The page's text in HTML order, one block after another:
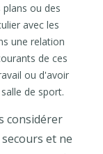
ou des
avec les
une relation
de ces
ou d'avoir
de sport.
considérer
et ne